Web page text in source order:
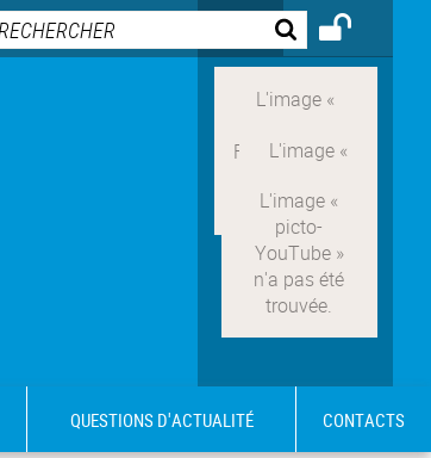
QUESTIONS D'ACTUALITÉ CONTACTS